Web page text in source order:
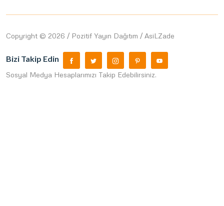
Copyright © 2026 / Pozitif Yayın Dağıtım / AsiLZade
Bizi Takip Edin
Sosyal Medya Hesaplarımızı Takip Edebilirsiniz.